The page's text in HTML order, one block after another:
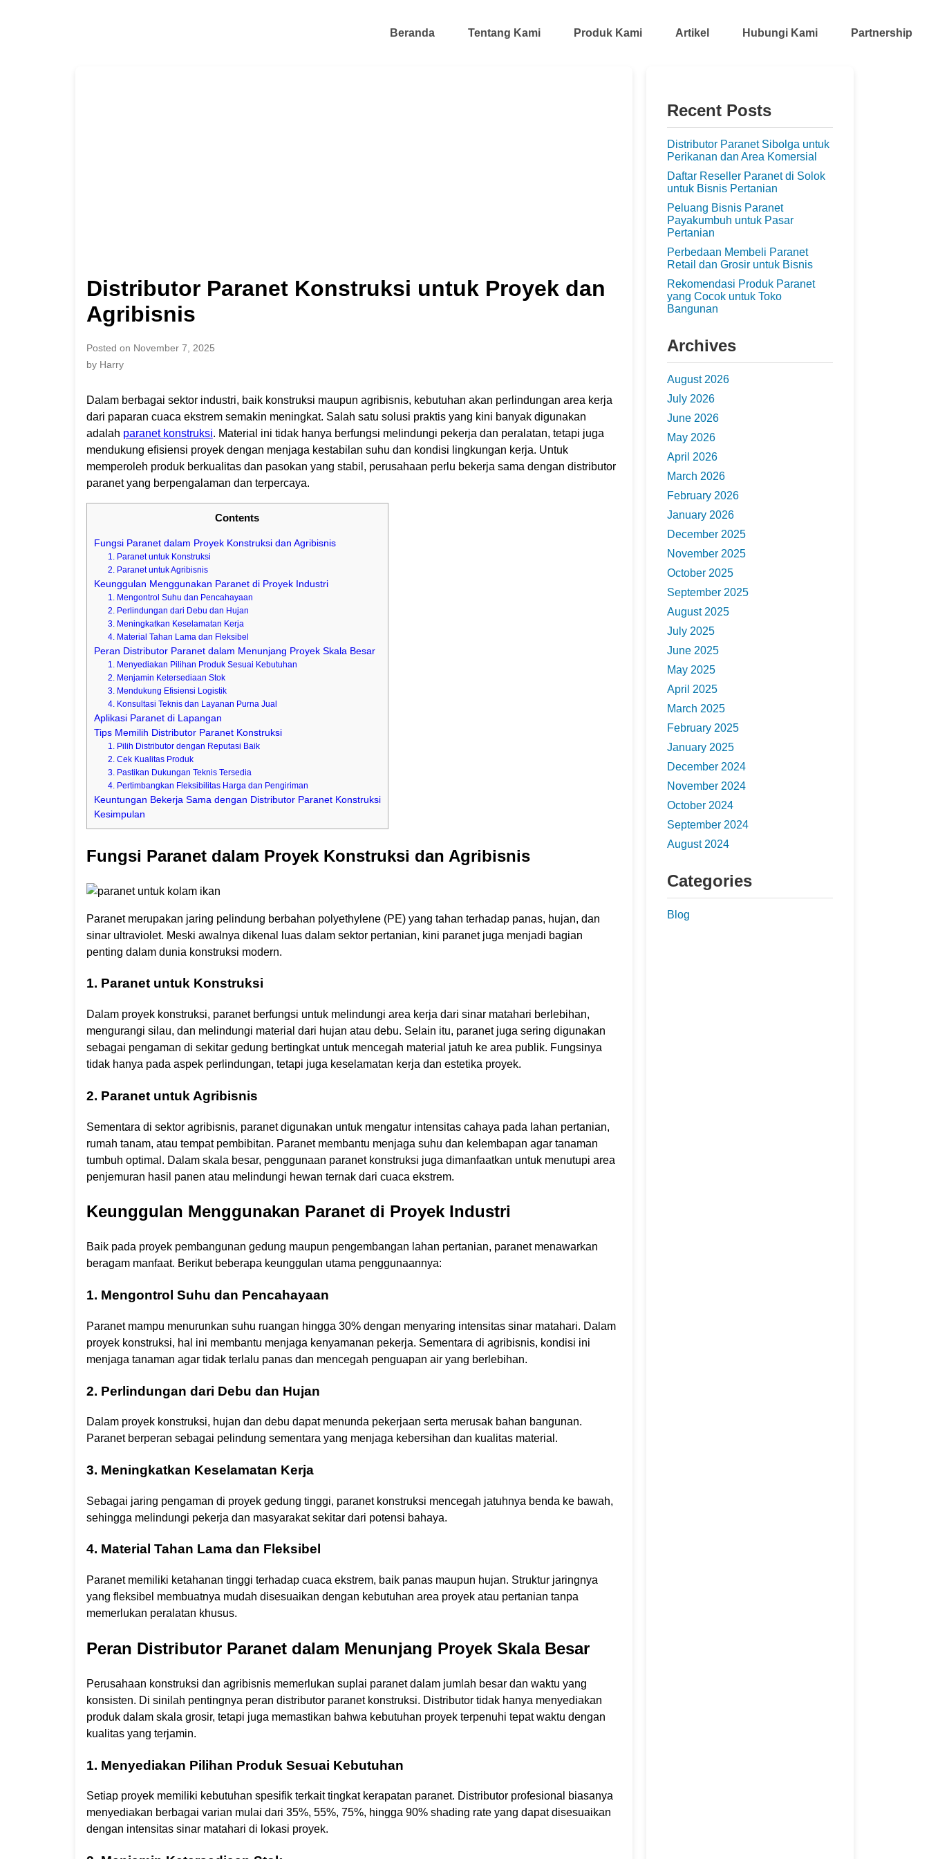
Beranda Tentang Kami Produk Kami Artikel Hubungi Kami Partnership
Distributor Paranet Konstruksi untuk Proyek dan
Agribisnis
Posted on November 7, 2025
by Harry
Dalam berbagai sektor industri, baik konstruksi maupun agribisnis, kebutuhan akan perlindungan area kerja
dari paparan cuaca ekstrem semakin meningkat. Salah satu solusi praktis yang kini banyak digunakan
adalah paranet konstruksi. Material ini tidak hanya berfungsi melindungi pekerja dan peralatan, tetapi juga
mendukung efisiensi proyek dengan menjaga kestabilan suhu dan kondisi lingkungan kerja. Untuk
memperoleh produk berkualitas dan pasokan yang stabil, perusahaan perlu bekerja sama dengan distributor
paranet yang berpengalaman dan terpercaya.
Contents
Fungsi Paranet dalam Proyek Konstruksi dan Agribisnis
1. Paranet untuk Konstruksi
2. Paranet untuk Agribisnis
Keunggulan Menggunakan Paranet di Proyek Industri
1. Mengontrol Suhu dan Pencahayaan
2. Perlindungan dari Debu dan Hujan
3. Meningkatkan Keselamatan Kerja
4. Material Tahan Lama dan Fleksibel
Peran Distributor Paranet dalam Menunjang Proyek Skala Besar
1. Menyediakan Pilihan Produk Sesuai Kebutuhan
2. Menjamin Ketersediaan Stok
3. Mendukung Efisiensi Logistik
4. Konsultasi Teknis dan Layanan Purna Jual
Aplikasi Paranet di Lapangan
Tips Memilih Distributor Paranet Konstruksi
1. Pilih Distributor dengan Reputasi Baik
2. Cek Kualitas Produk
3. Pastikan Dukungan Teknis Tersedia
4. Pertimbangkan Fleksibilitas Harga dan Pengiriman
Keuntungan Bekerja Sama dengan Distributor Paranet Konstruksi
Kesimpulan
Fungsi Paranet dalam Proyek Konstruksi dan Agribisnis
Paranet merupakan jaring pelindung berbahan polyethylene (PE) yang tahan terhadap panas, hujan, dan
sinar ultraviolet. Meski awalnya dikenal luas dalam sektor pertanian, kini paranet juga menjadi bagian
penting dalam dunia konstruksi modern.
1. Paranet untuk Konstruksi
Dalam proyek konstruksi, paranet berfungsi untuk melindungi area kerja dari sinar matahari berlebihan,
mengurangi silau, dan melindungi material dari hujan atau debu. Selain itu, paranet juga sering digunakan
sebagai pengaman di sekitar gedung bertingkat untuk mencegah material jatuh ke area publik. Fungsinya
tidak hanya pada aspek perlindungan, tetapi juga keselamatan kerja dan estetika proyek.
2. Paranet untuk Agribisnis
Sementara di sektor agribisnis, paranet digunakan untuk mengatur intensitas cahaya pada lahan pertanian,
rumah tanam, atau tempat pembibitan. Paranet membantu menjaga suhu dan kelembapan agar tanaman
tumbuh optimal. Dalam skala besar, penggunaan paranet konstruksi juga dimanfaatkan untuk menutupi area
penjemuran hasil panen atau melindungi hewan ternak dari cuaca ekstrem.
Keunggulan Menggunakan Paranet di Proyek Industri
Baik pada proyek pembangunan gedung maupun pengembangan lahan pertanian, paranet menawarkan
beragam manfaat. Berikut beberapa keunggulan utama penggunaannya:
1. Mengontrol Suhu dan Pencahayaan
Paranet mampu menurunkan suhu ruangan hingga 30% dengan menyaring intensitas sinar matahari. Dalam
proyek konstruksi, hal ini membantu menjaga kenyamanan pekerja. Sementara di agribisnis, kondisi ini
menjaga tanaman agar tidak terlalu panas dan mencegah penguapan air yang berlebihan.
2. Perlindungan dari Debu dan Hujan
Dalam proyek konstruksi, hujan dan debu dapat menunda pekerjaan serta merusak bahan bangunan.
Paranet berperan sebagai pelindung sementara yang menjaga kebersihan dan kualitas material.
3. Meningkatkan Keselamatan Kerja
Sebagai jaring pengaman di proyek gedung tinggi, paranet konstruksi mencegah jatuhnya benda ke bawah,
sehingga melindungi pekerja dan masyarakat sekitar dari potensi bahaya.
4. Material Tahan Lama dan Fleksibel
Paranet memiliki ketahanan tinggi terhadap cuaca ekstrem, baik panas maupun hujan. Struktur jaringnya
yang fleksibel membuatnya mudah disesuaikan dengan kebutuhan area proyek atau pertanian tanpa
memerlukan peralatan khusus.
Peran Distributor Paranet dalam Menunjang Proyek Skala Besar
Perusahaan konstruksi dan agribisnis memerlukan suplai paranet dalam jumlah besar dan waktu yang
konsisten. Di sinilah pentingnya peran distributor paranet konstruksi. Distributor tidak hanya menyediakan
produk dalam skala grosir, tetapi juga memastikan bahwa kebutuhan proyek terpenuhi tepat waktu dengan
kualitas yang terjamin.
1. Menyediakan Pilihan Produk Sesuai Kebutuhan
Setiap proyek memiliki kebutuhan spesifik terkait tingkat kerapatan paranet. Distributor profesional biasanya
menyediakan berbagai varian mulai dari 35%, 55%, 75%, hingga 90% shading rate yang dapat disesuaikan
dengan intensitas sinar matahari di lokasi proyek.
Recent Posts
Distributor Paranet Sibolga untuk
Perikanan dan Area Komersial
Daftar Reseller Paranet di Solok
untuk Bisnis Pertanian
Peluang Bisnis Paranet
Payakumbuh untuk Pasar
Pertanian
Perbedaan Membeli Paranet
Retail dan Grosir untuk Bisnis
Rekomendasi Produk Paranet
yang Cocok untuk Toko
Bangunan
Archives
August 2026
July 2026
June 2026
May 2026
April 2026
March 2026
February 2026
January 2026
December 2025
November 2025
October 2025
September 2025
August 2025
July 2025
June 2025
May 2025
April 2025
March 2025
February 2025
January 2025
December 2024
November 2024
October 2024
September 2024
August 2024
Categories
Blog